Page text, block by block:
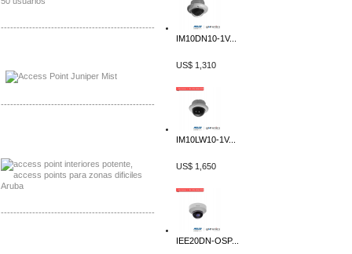
-------------------------------------------------
-------------------------------------------------
-------------------------------------------------
IM10DN10-1V...
US$ 1,310
IM10LW10-1V...
US$ 1,650
IEE20DN-OSP...